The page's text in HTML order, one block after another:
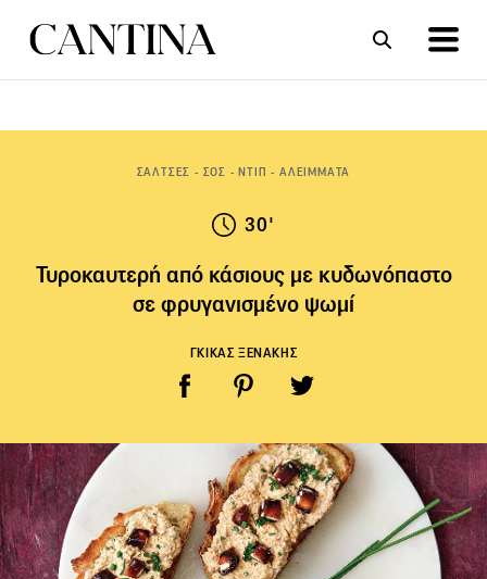
ΣΑΛΤΣΕΣ - ΣΟΣ - ΝΤΙΠ - ΑΛΕΙΜΜΑΤΑ
30'
Τυροκαυτερή από κάσιους με κυδωνόπαστο
σε φρυγανισμένο ψωμί
ΓΚΙΚΑΣ ΞΕΝΑΚΗΣ